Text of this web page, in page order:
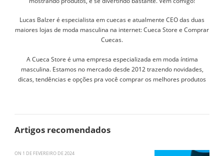
Lucas Balzer é especialista em cuecas e atualmente CEO das duas
maiores lojas de moda masculina na internet: Cueca Store e Comprar
Cuecas.
A Cueca Store é uma empresa especializada em moda íntima
masculina. Estamos no mercado desde 2012 trazendo novidades,
dicas, tendências e opções pra você comprar os melhores produtos
Artigos recomendados
ON 1 DE FEVEREIRO DE 2024